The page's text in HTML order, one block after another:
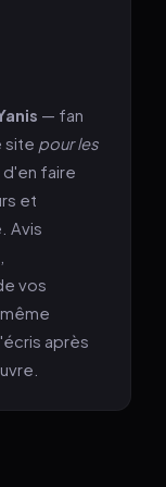
— fan
site pour les
faire
et
Avis
vos
après